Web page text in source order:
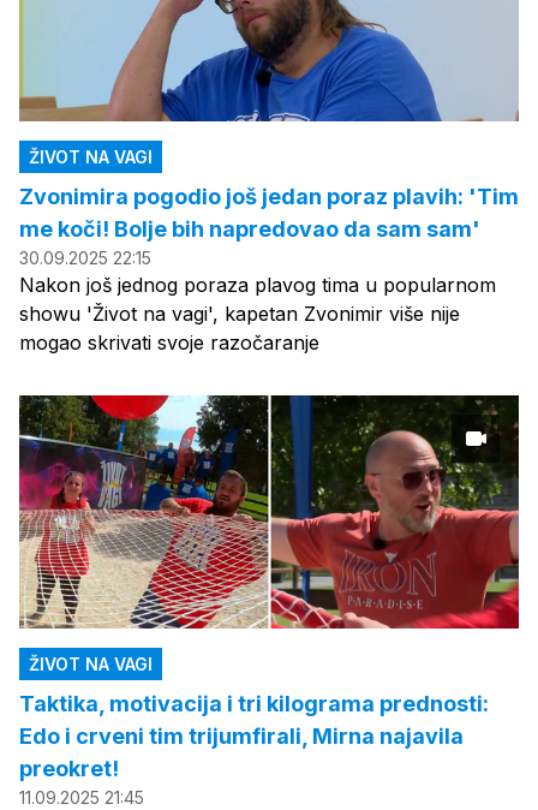
ŽIVOT NA VAGI
Zvonimira pogodio još jedan poraz plavih: 'Tim
me koči! Bolje bih napredovao da sam sam'
30.09.2025 22:15
Nakon još jednog poraza plavog tima u popularnom
showu 'Život na vagi', kapetan Zvonimir više nije
mogao skrivati svoje razočaranje
ŽIVOT NA VAGI
Taktika, motivacija i tri kilograma prednosti:
Edo i crveni tim trijumfirali, Mirna najavila
preokret!
11.09.2025 21:45